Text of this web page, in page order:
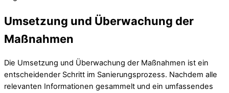
Umsetzung und Überwachung der
Maßnahmen
Die Umsetzung und Überwachung der Maßnahmen ist ein
entscheidender Schritt im Sanierungsprozess. Nachdem alle
relevanten Informationen gesammelt und ein umfassendes